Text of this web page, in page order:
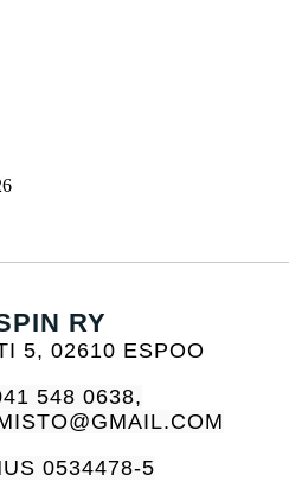
RY
5, 02610 ESPOO
548 0638,
0534478-5